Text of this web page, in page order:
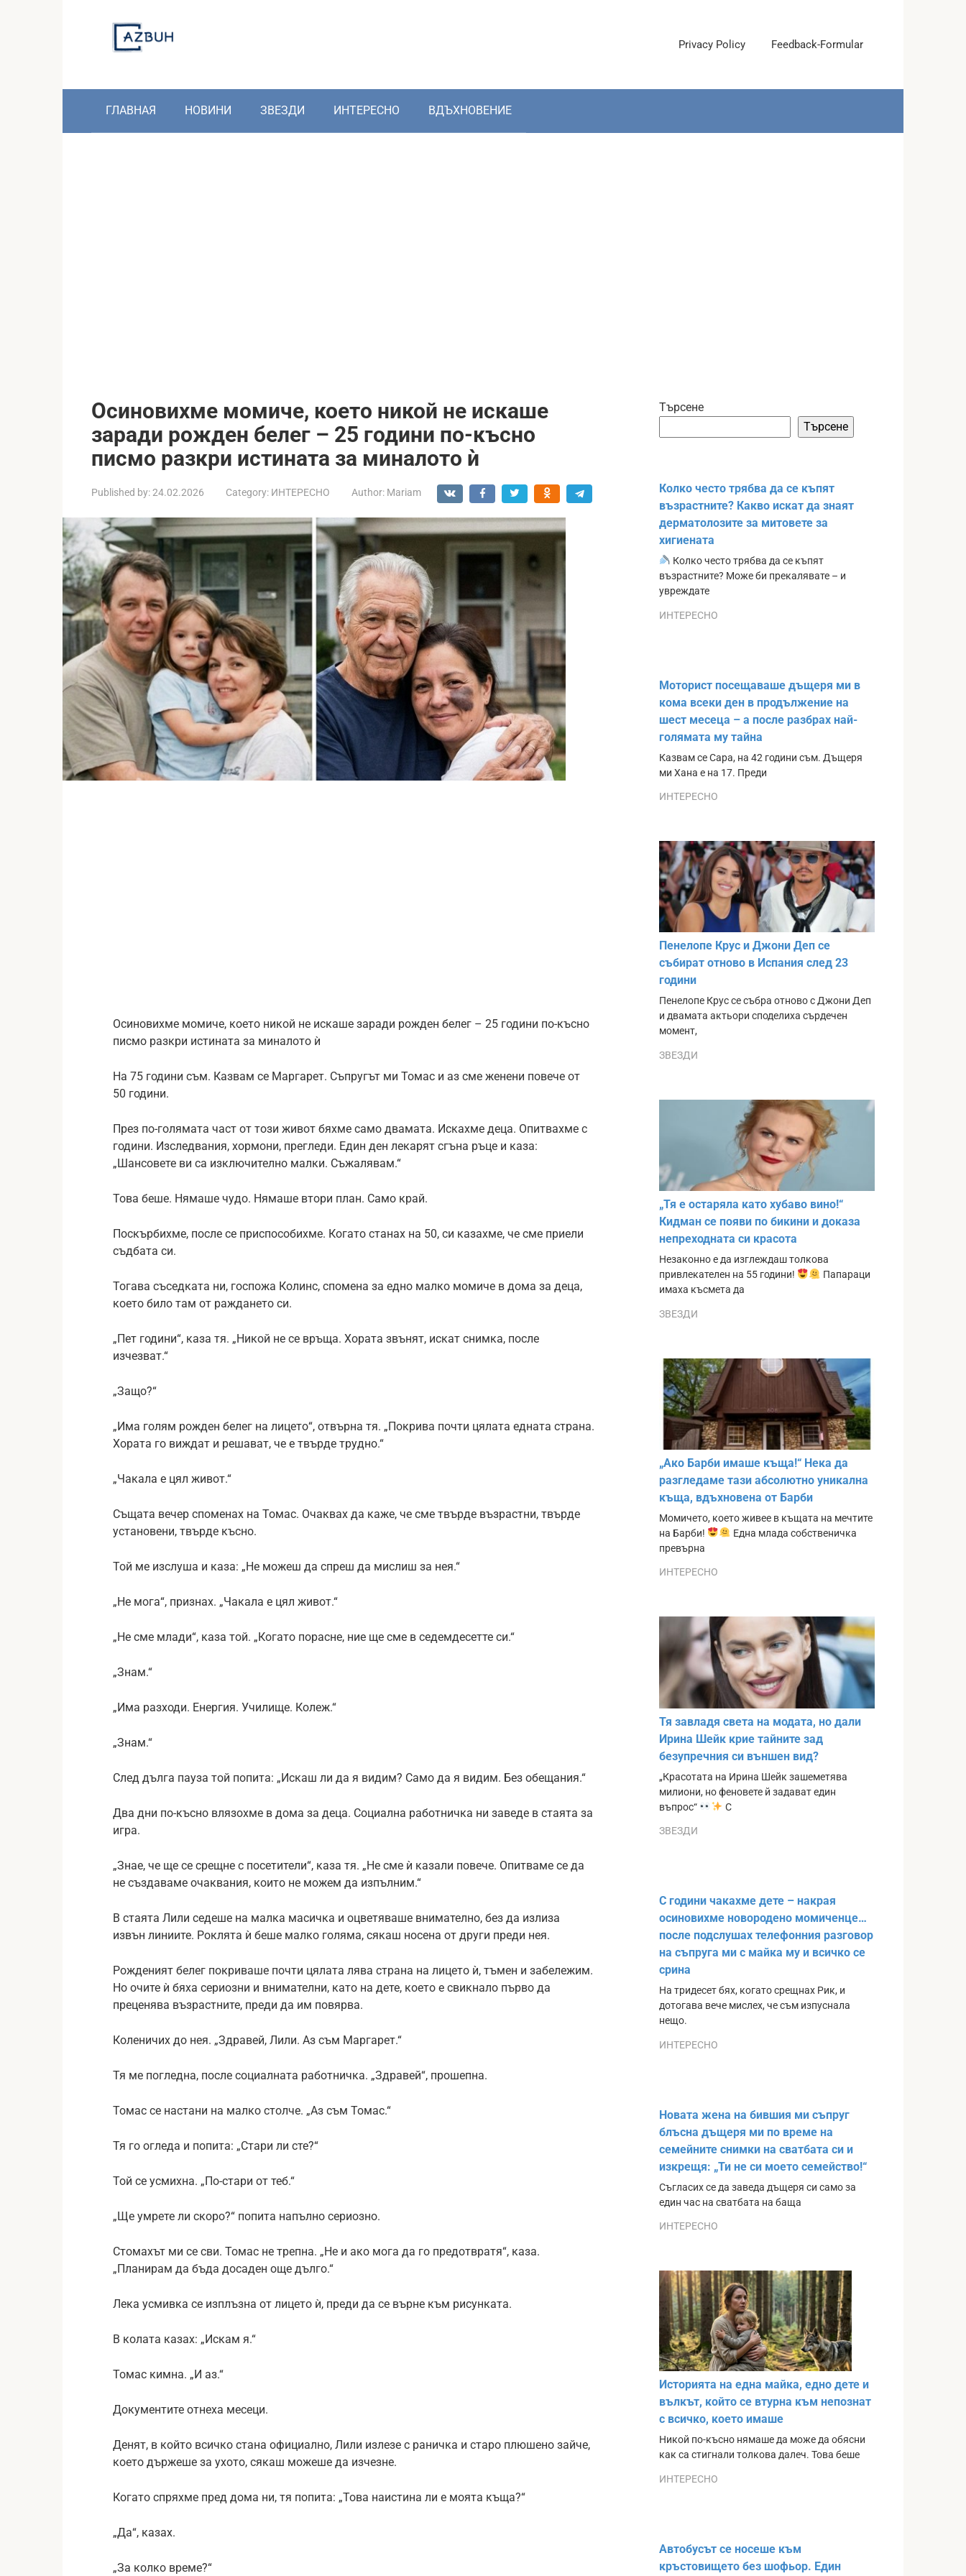
Privacy Policy Feedback-Formular
ГЛАВНАЯ НОВИНИ ЗВЕЗДИ ИНТЕРЕСНО ВДЪХНОВЕНИЕ
Осиновихме момиче, което никой не искаше
заради рожден белег – 25 години по-късно
писмо разкри истината за миналото ѝ
Published by:24.02.2026 Category: ИНТЕРЕСНО Author: Mariam
Осиновихме момиче, което никой не искаше заради рожден белег – 25 години по-късно
писмо разкри истината за миналото ѝ
На 75 години съм. Казвам се Маргарет. Съпругът ми Томас и аз сме женени повече от
50 години.
През по-голямата част от този живот бяхме само двамата. Искахме деца. Опитвахме с
години. Изследвания, хормони, прегледи. Един ден лекарят сгъна ръце и каза:
„Шансовете ви са изключително малки. Съжалявам.“
Това беше. Нямаше чудо. Нямаше втори план. Само край.
Поскърбихме, после се приспособихме. Когато станах на 50, си казахме, че сме приели
съдбата си.
Тогава съседката ни, госпожа Колинс, спомена за едно малко момиче в дома за деца,
което било там от раждането си.
„Пет години“, каза тя. „Никой не се връща. Хората звънят, искат снимка, после
изчезват.“
„Защо?“
„Има голям рожден белег на лицето“, отвърна тя. „Покрива почти цялата едната страна.
Хората го виждат и решават, че е твърде трудно.“
„Чакала е цял живот.“
Същата вечер споменах на Томас. Очаквах да каже, че сме твърде възрастни, твърде
установени, твърде късно.
Той ме изслуша и каза: „Не можеш да спреш да мислиш за нея.“
„Не мога“, признах. „Чакала е цял живот.“
„Не сме млади“, каза той. „Когато порасне, ние ще сме в седемдесетте си.“
„Знам.“
„Има разходи. Енергия. Училище. Колеж.“
„Знам.“
След дълга пауза той попита: „Искаш ли да я видим? Само да я видим. Без обещания.“
Два дни по-късно влязохме в дома за деца. Социална работничка ни заведе в стаята за
игра.
„Знае, че ще се срещне с посетители“, каза тя. „Не сме ѝ казали повече. Опитваме се да
не създаваме очаквания, които не можем да изпълним.“
В стаята Лили седеше на малка масичка и оцветяваше внимателно, без да излиза
извън линиите. Роклята ѝ беше малко голяма, сякаш носена от други преди нея.
Рожденият белег покриваше почти цялата лява страна на лицето ѝ, тъмен и забележим.
Но очите ѝ бяха сериозни и внимателни, като на дете, което е свикнало първо да
преценява възрастните, преди да им повярва.
Коленичих до нея. „Здравей, Лили. Аз съм Маргарет.“
Тя ме погледна, после социалната работничка. „Здравей“, прошепна.
Томас се настани на малко столче. „Аз съм Томас.“
Тя го огледа и попита: „Стари ли сте?“
Той се усмихна. „По-стари от теб.“
„Ще умрете ли скоро?“ попита напълно сериозно.
Стомахът ми се сви. Томас не трепна. „Не и ако мога да го предотвратя“, каза.
„Планирам да бъда досаден още дълго.“
Лека усмивка се изплъзна от лицето ѝ, преди да се върне към рисунката.
В колата казах: „Искам я.“
Томас кимна. „И аз.“
Документите отнеха месеци.
Денят, в който всичко стана официално, Лили излезе с раничка и старо плюшено зайче,
което държеше за ухото, сякаш можеше да изчезне.
Когато спряхме пред дома ни, тя попита: „Това наистина ли е моята къща?“
„Да“, казах.
„За колко време?“
Търсене
Търсене
Колко често трябва да се къпят
възрастните? Какво искат да знаят
дерматолозите за митовете за
хигиената
Колко често трябва да се къпят
възрастните? Може би прекалявате – и
увреждате
ИНТЕРЕСНО
Моторист посещаваше дъщеря ми в
кома всеки ден в продължение на
шест месеца – а после разбрах най-
голямата му тайна
Казвам се Сара, на 42 години съм. Дъщеря
ми Хана е на 17. Преди
ИНТЕРЕСНО
Пенелопе Крус и Джони Деп се
събират отново в Испания след 23
години
Пенелопе Крус се събра отново с Джони Деп
и двамата актьори споделиха сърдечен
момент,
ЗВЕЗДИ
„Тя е остаряла като хубаво вино!“
Кидман се появи по бикини и доказа
непреходната си красота
Незаконно е да изглеждаш толкова
привлекателен на 55 години!
Папараци
имаха късмета да
ЗВЕЗДИ
„Ако Барби имаше къща!“ Нека да
разгледаме тази абсолютно уникална
къща, вдъхновена от Барби
Момичето, което живее в къщата на мечтите
на Барби!
Една млада собственичка
превърна
ИНТЕРЕСНО
Тя завладя света на модата, но дали
Ирина Шейк крие тайните зад
безупречния си външен вид?
„Красотата на Ирина Шейк зашеметява
милиони, но феновете й задават един
въпрос“
С
ЗВЕЗДИ
С години чакахме дете – накрая
осиновихме новородено момиченце…
после подслушах телефонния разговор
на съпруга ми с майка му и всичко се
срина
На тридесет бях, когато срещнах Рик, и
дотогава вече мислех, че съм изпуснала
нещо.
ИНТЕРЕСНО
Новата жена на бившия ми съпруг
блъсна дъщеря ми по време на
семейните снимки на сватбата си и
изкрещя: „Ти не си моето семейство!“
Съгласих се да заведа дъщеря си само за
един час на сватбата на баща
ИНТЕРЕСНО
Историята на една майка, едно дете и
вълкът, който се втурна към непознат
с всичко, което имаше
Никой по-късно нямаше да може да обясни
как са стигнали толкова далеч. Това беше
ИНТЕРЕСНО
Автобусът се носеше към
кръстовището без шофьор. Един